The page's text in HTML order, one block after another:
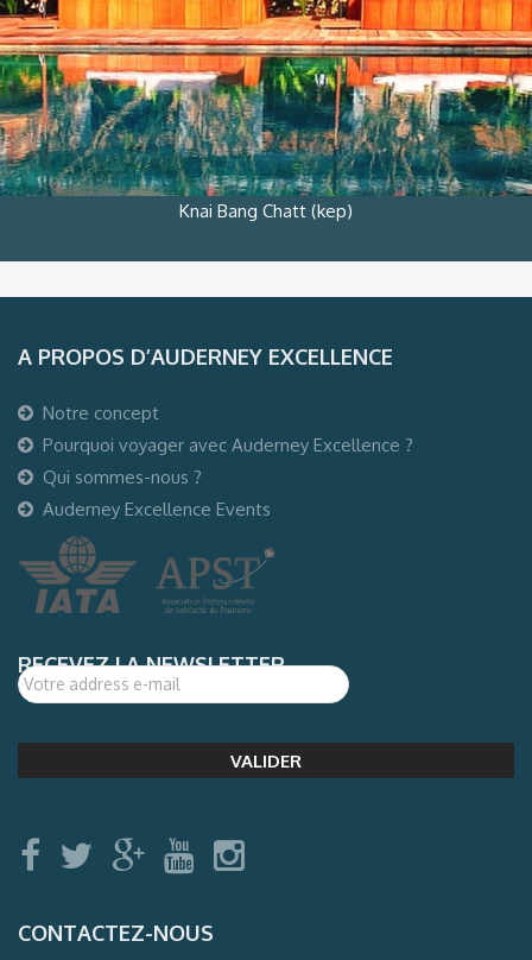
Knai Bang Chatt (kep)
A PROPOS D’AUDERNEY EXCELLENCE
Notre concept
Pourquoi voyager avec Auderney Excellence ?
Qui sommes-nous ?
Auderney Excellence Events
RECEVEZ LA NEWSLETTER
CONTACTEZ-NOUS